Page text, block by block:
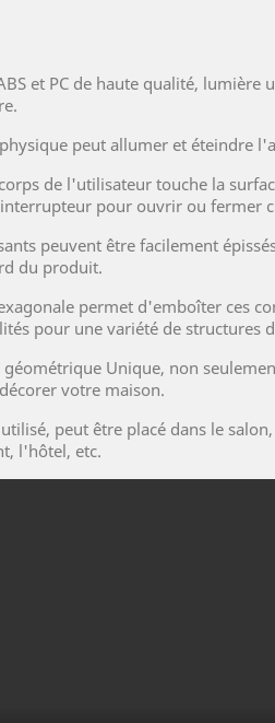
et PC de haute qualité,
peut allumer et éteindre
de l'utilisateur touche la
pour ouvrir ou fermer
peuvent être facilement
du produit.
permet d'emboîter ces
pour une variété de structures
géométrique Unique, non
votre maison.
peut être placé dans le
l'hôtel, etc.